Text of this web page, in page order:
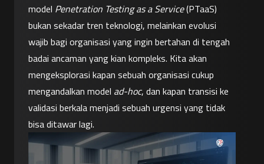
model Penetration Testing as a Service (PTaaS)
bukan sekadar tren teknologi, melainkan evolusi
wajib bagi organisasi yang ingin bertahan di tengah
badai ancaman yang kian kompleks. Kita akan
mengeksplorasi kapan sebuah organisasi cukup
mengandalkan model ad-hoc, dan kapan transisi ke
validasi berkala menjadi sebuah urgensi yang tidak
bisa ditawar lagi.